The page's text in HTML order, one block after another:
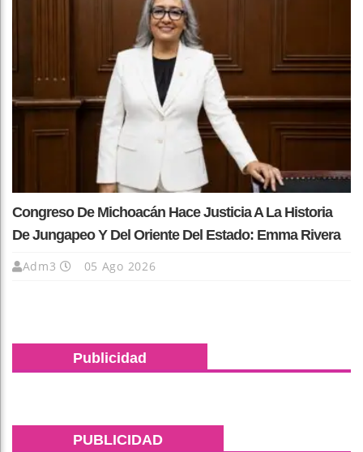
Congreso De Michoacán Hace Justicia A La Historia
De Jungapeo Y Del Oriente Del Estado: Emma Rivera
Adm3 05 Ago 2026
Publicidad
PUBLICIDAD